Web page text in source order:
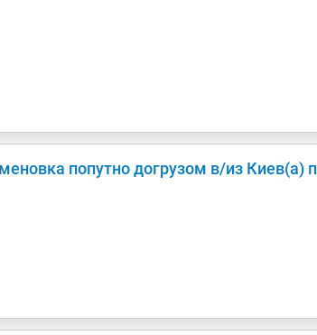
Грузоперевозки Семеновка попутно догрузом в/